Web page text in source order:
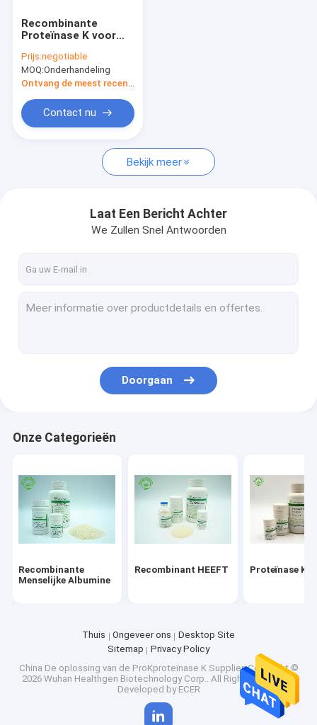
Recombinante
Proteïnase K voor
Zuurextractie
Prijs:negotiable
MOQ:Onderhandeling
Ontvang de meest recente Prijs
Contact nu
Bekijk meer
Laat Een Bericht Achter
We Zullen Snel Antwoorden
Doorgaan
Onze Categorieën
Recombinante
Menselijke Albumine
Recombinant HEEFT Proteïnase K
Thuis Ongeveer ons
Desktop Site
Sitemap
Privacy Policy
China De oplossing van de ProKproteïnase K Supplier.Copyright ©
2026 Wuhan Healthgen Biotechnology Corp.. All Rights Reserved.
Developed by ECER